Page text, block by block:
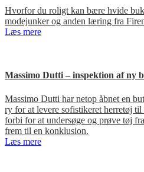
Hvorfor du roligt kan bære hvide
modejunker og anden læring fra
Læs mere
Massimo Dutti – inspektion af ny
Massimo Dutti har netop åbnet en
ry for at levere sofistikeret herretøj
forbi for at undersøge og prøve tøj
frem til en konklusion.
Læs mere